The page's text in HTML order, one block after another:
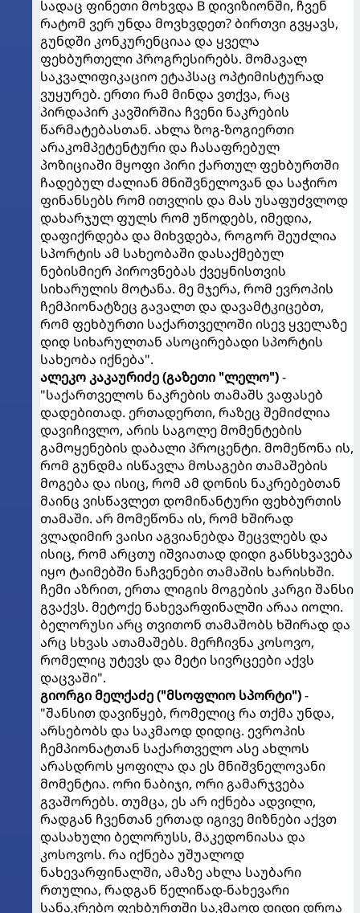
სადაც ფინეთი მოხვდა B დივიზიონში, ჩვენ
რატომ ვერ უნდა მოვხვდეთ? ბირთვი გვყავს,
გუნდში კონკურენციაა და ყველა
ფეხბურთელი პროგრესირებს. მომავალ
საკვალიფიკაციო ეტაპსაც ოპტიმისტურად
ვუყურებ. ერთი რამ მინდა ვთქვა, რაც
პირდაპირ კავშირშია ჩვენი ნაკრების
წარმატებასთან. ახლა ზოგ-ზოგიერთი
არაკომპეტენტური და ჩასაფრებულ
პოზიციაში მყოფი პირი ქართულ ფეხბურთში
ჩადებულ ძალიან მნიშვნელოვან და საჭირო
ფინანსებს რომ ითვლის და მას უსაფუძვლოდ
დახარჯულ ფულს რომ უწოდებს, იმედია,
დაფიქრდება და მიხვდება, როგორ შეუძლია
სპორტის ამ სახეობაში დასაქმებულ
ნებისმიერ პიროვნებას ქვეყნისთვის
სიხარულის მოტანა. მე მჯერა, რომ ევროპის
ჩემპიონატზეც გავალთ და დავამტკიცებთ,
რომ ფეხბურთი საქართველოში ისევ ყველაზე
დიდ სიხარულთან ასოცირებადი სპორტის
სახეობა იქნება".
ალეკო კაკაურიძე (გაზეთი "ლელო")-
"საქართველოს ნაკრების თამაშს ვაფასებ
დადებითად. ერთადერთი, რაზეც შემიძლია
დავიჩივლო, არის საგოლე მომენტების
გამოყენების დაბალი პროცენტი. მომეწონა ის,
რომ გუნდმა ისწავლა მოსაგები თამაშების
მოგება და ისიც, რომ ამ დონის ნაკრებებთან
მაინც ვისწავლეთ დომინანტური ფეხბურთის
თამაში. არ მომეწონა ის, რომ ხშირად
ვლადიმირ ვაისი აგვიანებდა შეცვლებს და
ისიც, რომ არცთუ იშვიათად დიდი განსხვავება
იყო ტაიმებში ნაჩვენები თამაშის ხარისხში.
ჩემი აზრით, ერთა ლიგის მოგების კარგი შანსი
გვაქვს. მეტოქე ნახევარფინალში არაა იოლი.
ბელორუსი არც თვითონ თამაშობს ხშირად და
არც სხვას ათამაშებს. მერჩივნა კოსოვო,
რომელიც უტევს და მეტი სივრცეები აქვს
დაცვაში".
გიორგი მელქაძე ("მსოფლიო სპორტი")-
"შანსით დავიწყებ, რომელიც რა თქმა უნდა,
არსებობს და საკმაოდ დიდიც. ევროპის
ჩემპიონატთან საქართველო ასე ახლოს
არასდროს ყოფილა და ეს მნიშვნელოვანი
მომენტია. ორი ნაბიჯი, ორი გამარჯვება
გვაშორებს. თუმცა, ეს არ იქნება ადვილი,
რადგან ჩვენთან ერთად იგივე მიზნები აქვთ
დასახული ბელორუსს, მაკედონიასა და
კოსოვოს. რა იქნება უშუალოდ
ნახევარფინალში, ამაზე ახლა საუბარი
რთულია, რადგან წელიწად-ნახევარი
სანაკრებო ფეხბურთში საკმაოდ დიდი დროა